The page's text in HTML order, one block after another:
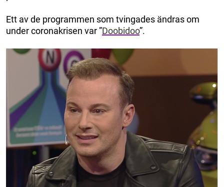
Ett av de programmen som tvingades ändras om
under coronakrisen var ”Doobidoo”.